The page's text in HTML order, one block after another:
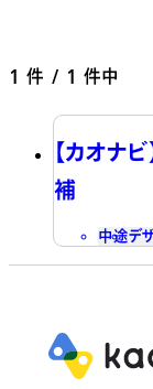
1 件 / 1 件中
【カオナ
補
中途デ